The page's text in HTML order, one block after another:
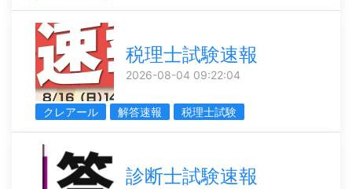
税理士試験速報
2026-08-04 09:22:04
クレアール 解答速報 税理士試験
診断士試験速報